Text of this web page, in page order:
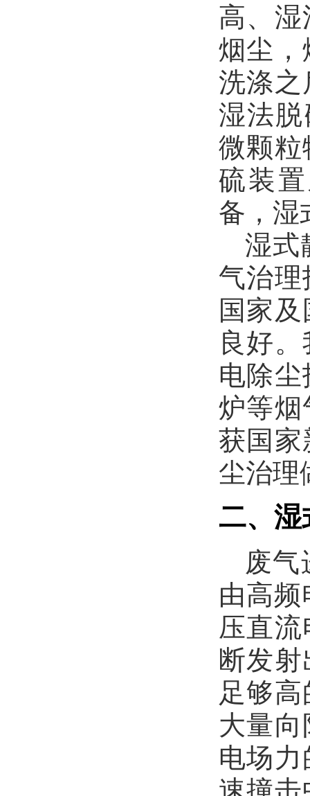
高、湿
烟尘，
洗涤之
湿法
微颗粒
硫装
备，湿
湿式
气治理
国家
良好
电除
炉等烟
获国家
尘治理
二、湿
废气
由高
压直
断发
足够
大量
电场
速撞击